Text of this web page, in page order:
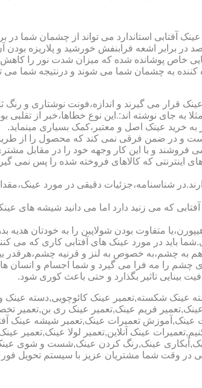
آفتابی استاندارد می تواند از چشمان شما
که یک عینک آفتابی استاندارد باید داشته باشد می توان به محافظت 100 درصد در
خاص پوشانده شده که میزان شدت نور را کاهش
به چشمان شما می شوند و درنتیجه شما می
می گیرند و اندازه،فونت نوشتاری و رنگ
به جای نوشته اند:.این نوع خطاها،خبر از
به خرید عینک اصل و معتبر،کمک بسیاری مینماید.
در ضمن فرقی نمی کند که محصول را از طریق
فروشند و با این کار وجهه خود را در مقابل
که کالاهای فروخته شده را پس نمی
شناسنامه،جزئیات دقیقی در مورد
که می زنید دارد اما می دانید شیشه های
متفاوت بودن شولاپین را به خودتان هدیه
باید در مورد عینک های آفتابی کاری که می
به چشم،به خصوص به لنز و قرنیه چشم،هرقدر
چشم را مه فرا می گیرد و شما اجسام و
بینایی تاثیر بگذارد و حتی باعث کوری شود.
دسته عینک شکسته,تعمیر عینک
فریم عینک,تعمیر عینک ری
عینک,آموزش تعمیرات عینک,تعمیر شیشه عینک
عینک آنلاین,تعمیر لولا عینک,تعمیر
عینک,رنگ کردن عینک,شست و شوی
در وقت شما مشتریان عزیز با سیستم تحویل